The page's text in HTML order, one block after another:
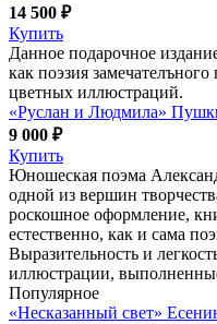
14 500 ₽
Купить
Данное подарочное
как поэзия
цветных иллюстраций.
«Руслан и Людмила»
9 000 ₽
Купить
Юношеская поэма
одной из вершин
роскошное оформление,
естественно, как и сама
Выразительность и
иллюстрации,
Популярное
«Несказанный свет»